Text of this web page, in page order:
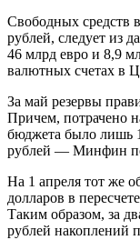
Свободных средств
рублей, следует из
46 млрд евро и 8,9
валютных счетах в
За май резервы
Причем, потрачено
бюджета было лишь
рублей — Минфин
На 1 апреля тот же
долларов в
Таким образом, за
рублей накоплений